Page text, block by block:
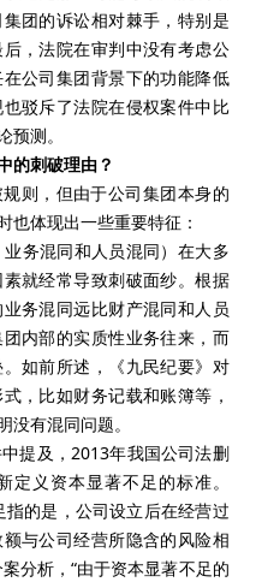
团的诉讼相对棘手，特别是
，法院在审判中没有考虑公
公司集团背景下的功能降低
驳斥了法院在侵权案件中比
测。
的刺破理由？
则，但由于公司集团本身的
也体现出一些重要特征：
务混同和人员混同）在大多
就经常导致刺破面纱。根据
务混同远比财产混同和人员
内部的实质性业务往来，而
如前所述，《九民纪要》对
，比如财务记载和账簿等，
有混同问题。
提及，2013年我国公司法删
义资本显著不足的标准。
指的是，公司设立后在经营过
与公司经营所隐含的风险相
分析，“由于资本显著不足的